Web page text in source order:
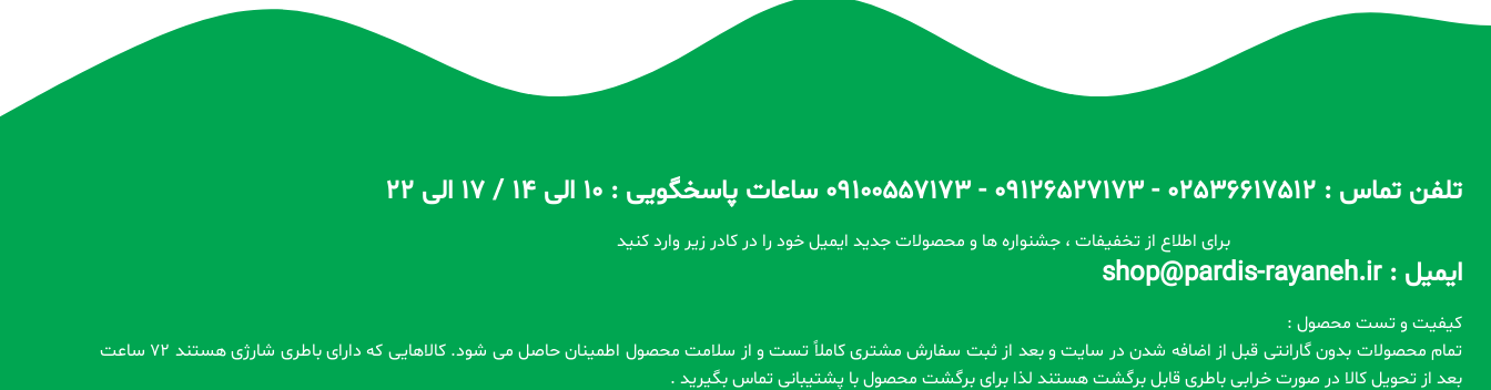
تلفن تماس : 02536617512 - 09126527173 - 09100557173 ساعات پاسخگویی : 10 الی 14 / 17 الی 22
برای اطلاع از تخفیفات ، جشنواره ها و محصولات جدید ایمیل خود را در کادر زیر وارد کنید
ایمیل : shop@pardis-rayaneh.ir
کیفیت و تست محصول :
تمام محصولات بدون گارانتی قبل از اضافه شدن در سایت و بعد از ثبت سفارش مشتری کاملاً تست و از سلامت محصول اطمینان حاصل می شود. کالاهایی که دارای باطری شارژی هستند 72 ساعت
بعد از تحویل کالا در صورت خرابی باطری قابل برگشت هستند لذا برای برگشت محصول با پشتیبانی تماس بگیرید .